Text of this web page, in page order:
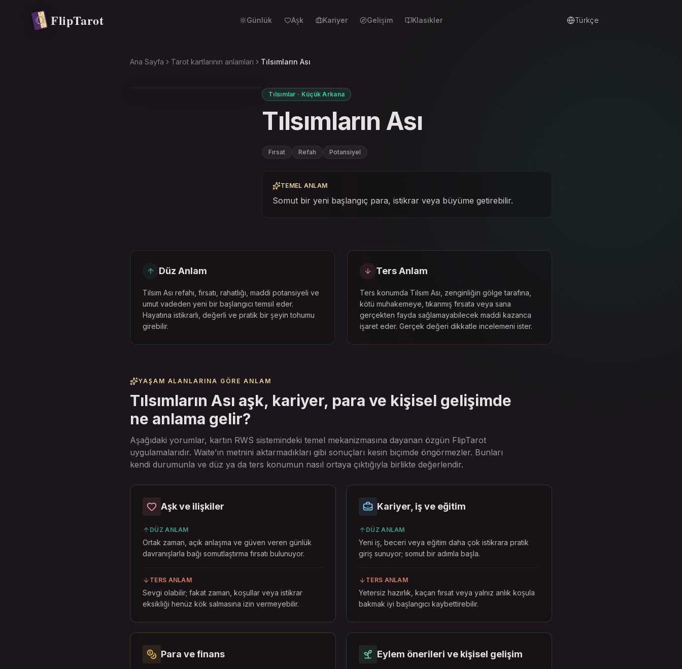
FlipTarot Günlük Aşk Kariyer Gelişim Klasikler Türkçe
Ana Sayfa Tarot kartlarının anlamları Tılsımların Ası
Tılsımlar · Küçük Arkana
Tılsımların Ası
Fırsat Refah Potansiyel
TEMEL ANLAM
Somut bir yeni başlangıç para, istikrar veya büyüme getirebilir.
Düz Anlam
Tılsım Ası refahı, fırsatı, rahatlığı, maddi potansiyeli ve
umut vadeden yeni bir başlangıcı temsil eder.
Hayatına istikrarlı, değerli ve pratik bir şeyin tohumu
girebilir.
Ters Anlam
Ters konumda Tılsım Ası, zenginliğin gölge tarafına,
kötü muhakemeye, tıkanmış fırsata veya sana
gerçekten fayda sağlamayabilecek maddi kazanca
işaret eder. Gerçek değeri dikkatle incelemeni ister.
YAŞAM ALANLARINA GÖRE ANLAM
Tılsımların Ası aşk, kariyer, para ve kişisel gelişimde
ne anlama gelir?
Aşağıdaki yorumlar, kartın RWS sistemindeki temel mekanizmasına dayanan özgün FlipTarot
uygulamalarıdır. Waite’ın metnini aktarmadıkları gibi sonuçları kesin biçimde öngörmezler. Bunları
kendi durumunla ve düz ya da ters konumun nasıl ortaya çıktığıyla birlikte değerlendir.
Aşk ve ilişkiler
DÜZ ANLAM
Ortak zaman, açık anlaşma ve güven veren günlük
davranışlarla bağı somutlaştırma fırsatı bulunuyor.
TERS ANLAM
Sevgi olabilir; fakat zaman, koşullar veya istikrar
eksikliği henüz kök salmasına izin vermeyebilir.
Kariyer, iş ve eğitim
DÜZ ANLAM
Yeni iş, beceri veya eğitim daha çok istikrara pratik
giriş sunuyor; somut bir adımla başla.
TERS ANLAM
Yetersiz hazırlık, kaçan fırsat veya yalnız anlık koşula
bakmak iyi başlangıcı kaybettirebilir.
Para ve finans Eylem önerileri ve kişisel gelişim